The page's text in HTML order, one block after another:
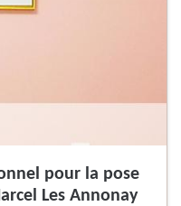
pour la pose
Les Annonay